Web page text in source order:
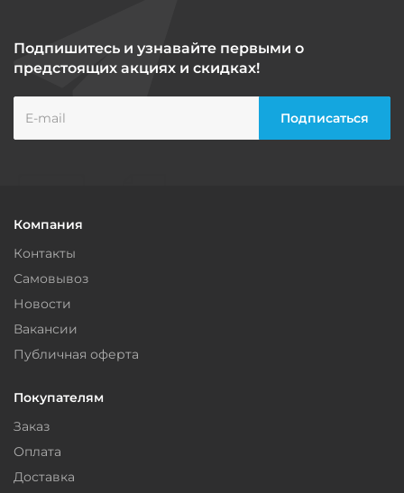
Подпишитесь и узнавайте первыми о
предстоящих акциях и скидках!
Компания
Контакты
Самовывоз
Новости
Вакансии
Публичная оферта
Покупателям
Заказ
Оплата
Доставка